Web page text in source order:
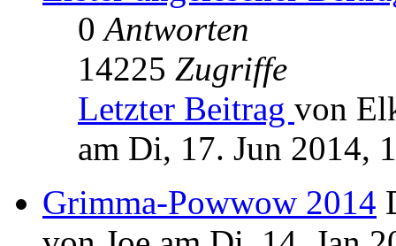
0Antworten
14225 Zugriffe
Letzter Beitrag von
am Di, 17. Jun 2014,
Grimma-Powwow 2014